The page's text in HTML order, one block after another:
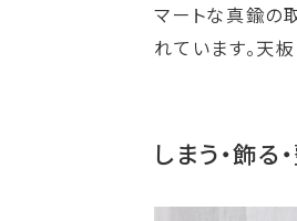
マートな真鍮の
れています。天
しまう・飾